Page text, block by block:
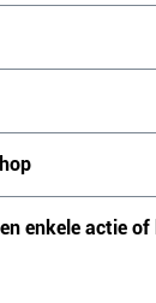
enkele actie